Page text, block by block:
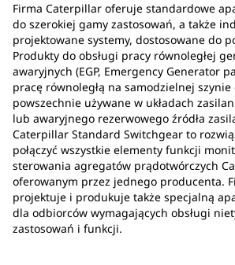
Firma Caterpillar oferuje standardowe
do szerokiej gamy zastosowań, a także
projektowane systemy, dostosowane do
Produkty do obsługi pracy równoległej
awaryjnych (EGP, Emergency Generator
pracę równoległą na samodzielnej
powszechnie używane w układach
lub awaryjnego rezerwowego źródła
Caterpillar Standard Switchgear to
połączyć wszystkie elementy funkcji
sterowania agregatów prądotwórczych
oferowanym przez jednego producenta.
projektuje i produkuje także specjalną
dla odbiorców wymagających obsługi
zastosowań i funkcji.